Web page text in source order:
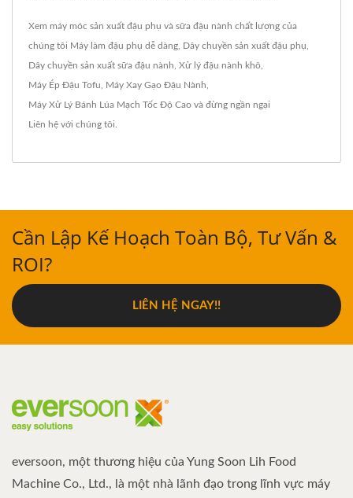
Xem máy móc sản xuất đậu phụ và sữa đậu nành chất lượng của
chúng tôi Máy làm đậu phụ dễ dàng Dây chuyền sản xuất đậu phụ
Dây chuyền sản xuất sữa đậu nành Xử lý đậu nành khô
Máy Ép Đậu Tofu Máy Xay Gạo Đậu Nành
Máy Xử Lý Bánh Lúa Mạch Tốc Độ Cao và đừng ngần ngại
Liên hệ với chúng tôi
Cần Lập Kế Hoạch Toàn Bộ, Tư Vấn &
ROI?
LIÊN HỆ NGAY!!
eversoon, một thương hiệu của Yung Soon Lih Food
Machine Co., Ltd., là một nhà lãnh đạo trong lĩnh vực máy